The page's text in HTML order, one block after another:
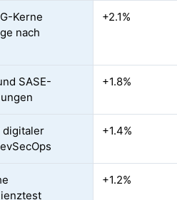
Kerne
nach
+2.1%
SASE-
+1.8%
digitaler
+1.4%
+1.2%